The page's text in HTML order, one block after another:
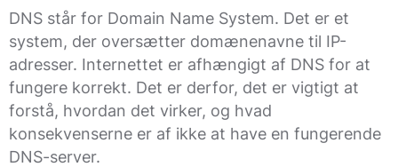
DNS står for Domain Name System. Det er et
system, der oversætter domænenavne til IP-
adresser. Internettet er afhængigt af DNS for at
fungere korrekt. Det er derfor, det er vigtigt at
forstå, hvordan det virker, og hvad
konsekvenserne er af ikke at have en fungerende
DNS-server.